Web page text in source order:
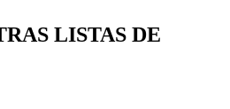
LISTAS DE